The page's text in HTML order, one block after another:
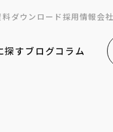
料ダウンロード採用情報会
探すブログコラム